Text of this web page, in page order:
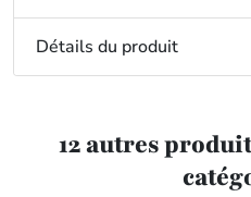
Détails du produit
12 autres